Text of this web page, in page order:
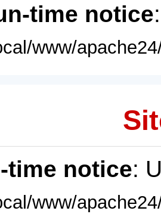
time notice
www/
time notice:
www/